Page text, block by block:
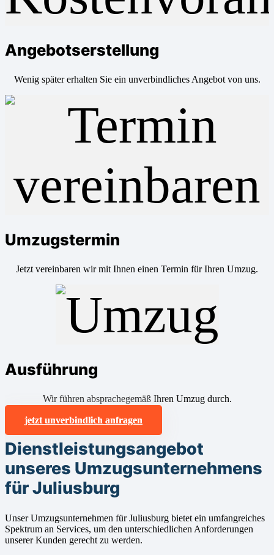
Angebotserstellung
Wenig später erhalten Sie ein unverbindliches Angebot von uns.
Umzugstermin
Jetzt vereinbaren wir mit Ihnen einen Termin für Ihren Umzug.
Ausführung
Wir führen absprachegemäß Ihren Umzug durch.
jetzt unverbindlich anfragen
Dienstleistungsangebot
unseres Umzugsunternehmens
für Juliusburg
Unser Umzugsunternehmen für Juliusburg bietet ein umfangreiches
Spektrum an Services, um den unterschiedlichen Anforderungen
unserer Kunden gerecht zu werden.